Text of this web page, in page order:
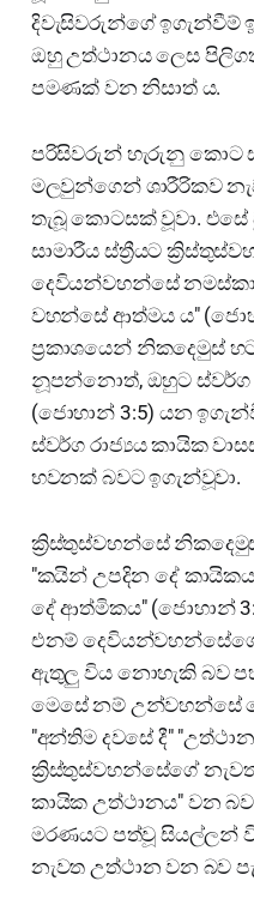
දිවැසිවරුන්ගේ ඉගැන්වීම්
ඔහු උත්ථානය ලෙස
පමණක් වන නිසාත් ය.
පරිසිවරුන් හැරුනු කොට
මලවුන්ගෙන් ශාරීරිකව
තැබූ කොටසක් වූවා.
සාමාරීය ස්ත්‍රීයට
දෙවියන්වහන්සේ
වහන්සේ ආත්මය ය"
ප්‍රකාශයෙන් නිකදෙමුස්
නූපන්නොත්, ඔහුට ස්වර්ග
(ජොහාන් 3:5) යන
ස්වර්ග රාජ්‍යය කා‍යික
භවනක් බවට ඉගැන්වූවා.
ක්‍රිස්තුස්වහන්සේ
"කයින් උපදින දේ
දේ ආත්මිකය" (ජොහාන්
එනම්
ඇතුලු විය නොහැකි බව
මෙසේ නම් උන්වහන්සේ
"අන්තිම දවසේ දී"
ක්‍රිස්තුස්වහන්සේගේ
කායික උත්ථානය" වන
මරණයට පත්වූ සියල්ලන්
නැවත උත්ථාන වන බව